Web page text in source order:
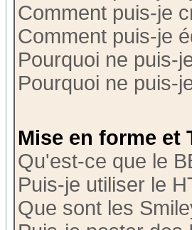
Comment puis-je
Comment puis-je
Pourquoi ne puis-
Pourquoi ne puis-
Mise en forme et
Qu'est-ce que le
Puis-je utiliser le
Que sont les